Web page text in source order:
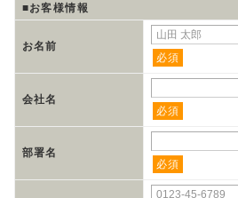
■お客様情報
お名前
必須
会社名
必須
部署名
必須